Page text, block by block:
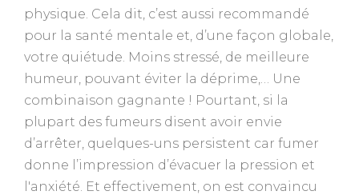
physique. Cela dit, c’est aussi recommandé
pour la santé mentale et, d’une façon globale,
votre quiétude. Moins stressé, de meilleure
humeur, pouvant éviter la déprime,… Une
combinaison gagnante ! Pourtant, si la
plupart des fumeurs disent avoir envie
d’arrêter, quelques-uns persistent car fumer
donne l’impression d’évacuer la pression et
l'anxiété. Et effectivement, on est convaincu